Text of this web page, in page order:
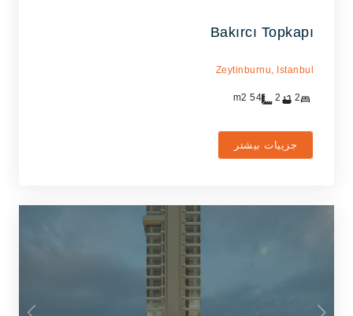
Bakırcı Topkapı
Zeytinburnu, Istanbul
2
2
54
جزییات بیشتر